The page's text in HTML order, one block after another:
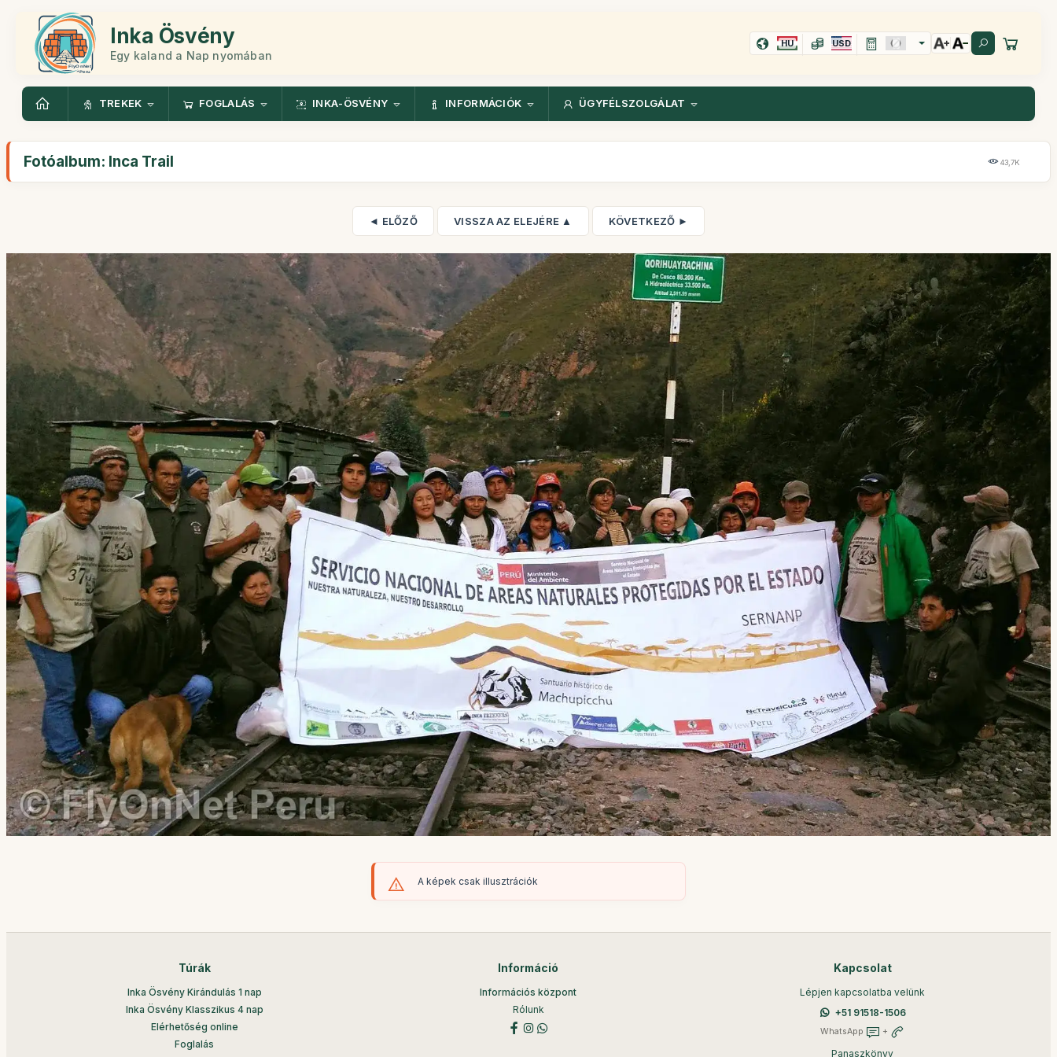
Inka Ösvény
Egy kaland a Nap nyomában
HU USD
TREKEK FOGLALÁS INKA-ÖSVÉNY INFORMÁCIÓK ÜGYFÉLSZOLGÁLAT
Fotóalbum: Inca Trail 43,7K
◄ ELŐZŐ VISSZA AZ ELEJÉRE ▲ KÖVETKEZŐ ►
A képek csak illusztrációk
Túrák
Inka Ösvény Kirándulás 1 nap
Inka Ösvény Klasszikus 4 nap
Elérhetőség online
Foglalás
Információ
Információs központ
Rólunk
Kapcsolat
Lépjen kapcsolatba velünk
+51 91518-1506
WhatsApp +
Panaszkönyv